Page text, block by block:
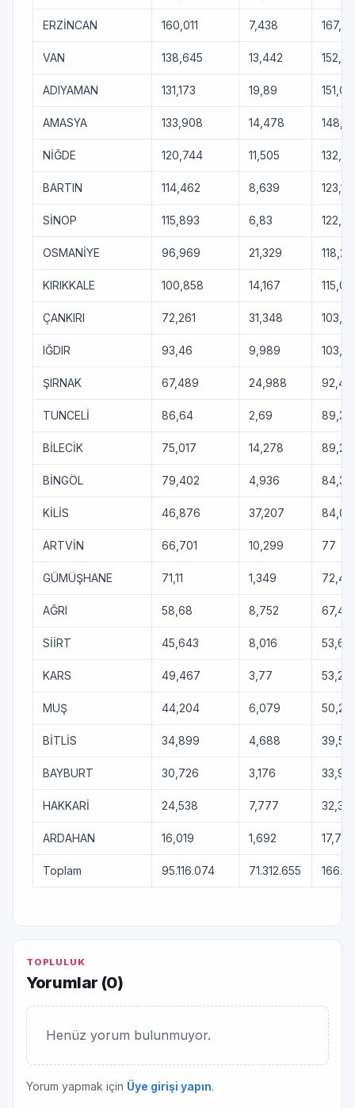
ERZİNCAN 160,011 7,438
VAN 138,645 13,442
ADIYAMAN 131,173 19,89
AMASYA 133,908 14,478
NİĞDE 120,744 11,505
BARTIN 114,462 8,639 123,1
SİNOP 115,893 6,83
OSMANİYE 96,969 21,329
KIRIKKALE 100,858 14,167
ÇANKIRI 72,261 31,348
IĞDIR 93,46 9,989
ŞIRNAK 67,489 24,988
TUNCELİ 86,64 2,69 89,33
BİLECİK 75,017 14,278
BİNGÖL 79,402 4,936
KİLİS 46,876 37,207
ARTVİN 66,701 10,299 77
GÜMÜŞHANE 71,11 1,349
AĞRI 58,68 8,752
SİİRT 45,643 8,016
KARS 49,467 3,77
MUŞ 44,204 6,079
BİTLİS 34,899 4,688
BAYBURT 30,726 3,176
HAKKARİ 24,538 7,777 32,315
ARDAHAN 16,019 1,692 17,711
Toplam 95.116.074 71.312.655
TOPLULUK
Yorumlar (0)
Henüz yorum bulunmuyor.
Yorum yapmak için Üye girişi yapın.